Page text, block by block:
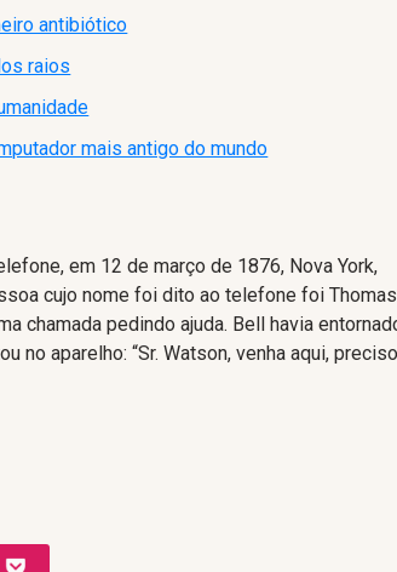
antibiótico
raios
mais antigo do mundo
em 12 de março de 1876, Nova York,
cujo nome foi dito ao telefone foi Thomas
chamada pedindo ajuda. Bell havia
no aparelho: “Sr. Watson, venha aqui,